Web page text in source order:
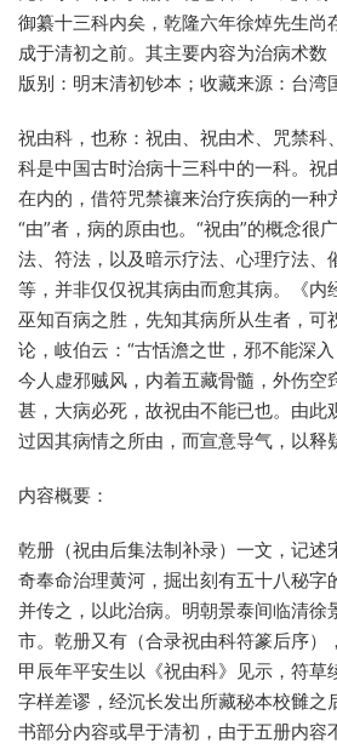
御纂十三科内矣，乾隆六年徐焯先生尚
成于清初之前。其主要内容为治病术数
版别：明末清初钞本；收藏来源：台湾
祝由科，也称：祝由、祝由术、咒禁科
科是中国古时治病十三科中的一科。祝
在内的，借符咒禁禳来治疗疾病的一种
“由”者，病的原由也。“祝由”的概念很
法、符法，以及暗示疗法、心理疗法、
等，并非仅仅祝其病由而愈其病。《内
巫知百病之胜，先知其病所从生者，可
论，岐伯云：“古恬澹之世，邪不能深入
今人虚邪贼风，内着五藏骨髓，外伤空
甚，大病必死，故祝由不能已也。由此
过因其病情之所由，而宣意导气，以释
内容概要：
乾册（祝由后集法制补录）一文，记述
奇奉命治理黄河，掘出刻有五十八秘字
并传之，以此治病。明朝景泰间临清徐
市。乾册又有（合录祝由科符篆后序）
甲辰年平安生以《祝由科》见示，符草
字样差谬，经沉长发出所藏秘本校雠之
书部分内容或早于清初，由于五册内容